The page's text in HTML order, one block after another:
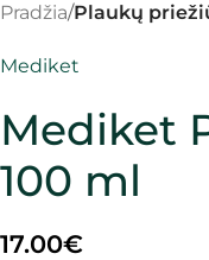
Pradžia Plaukų
Mediket
Mediket
100 ml
17.00€